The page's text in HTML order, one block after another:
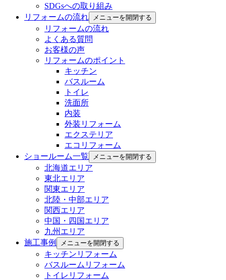
SDGsへの取り組み
リフォームの流れ
メニューを開閉する
リフォームの流れ
よくある質問
お客様の声
リフォームのポイント
キッチン
バスルーム
トイレ
洗面所
内装
外装リフォーム
エクステリア
エコリフォーム
ショールーム一覧
メニューを開閉する
北海道エリア
東北エリア
関東エリア
北陸・中部エリア
関西エリア
中国・四国エリア
九州エリア
施工事例
メニューを開閉する
キッチンリフォーム
バスルームリフォーム
トイレリフォーム